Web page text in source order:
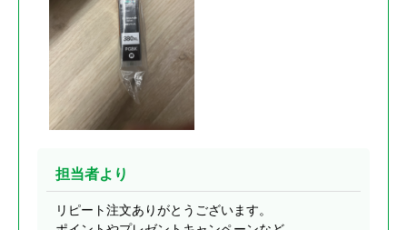
担当者より
リピート注文ありがとうございます。